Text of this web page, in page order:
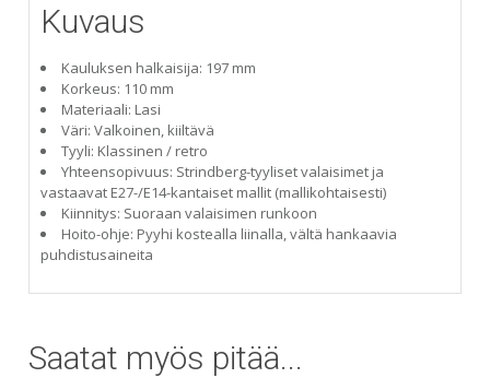
Kuvaus
Kauluksen halkaisija: 197 mm
Korkeus: 110 mm
Materiaali: Lasi
Väri: Valkoinen, kiiltävä
Tyyli: Klassinen / retro
Yhteensopivuus: Strindberg-tyyliset valaisimet ja
vastaavat E27-/E14-kantaiset mallit (mallikohtaisesti)
Kiinnitys: Suoraan valaisimen runkoon
Hoito-ohje: Pyyhi kostealla liinalla, vältä hankaavia
puhdistusaineita
Saatat myös pitää...